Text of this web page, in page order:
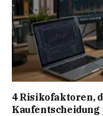
4 Risikofaktoren,